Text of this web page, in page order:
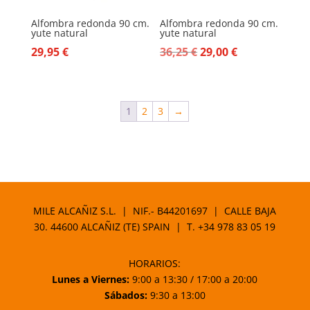
Alfombra redonda 90 cm.
yute natural
29,95€
Alfombra redonda 90 cm.
yute natural
36,25€El
29,00€El
1 2 3 →
MILE ALCAÑIZ S.L. | NIF.- B44201697 | CALLE BAJA
30. 44600 ALCAÑIZ (TE) SPAIN | T.+34 978 83 05 19
HORARIOS:
Lunes a Viernes: 9:00 a 13:30 / 17:00 a 20:00
Sábados:9:30 a 13:00